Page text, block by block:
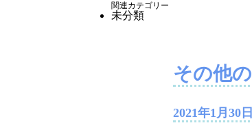
関連カテゴリー
未分類
その他
2021年1月30日